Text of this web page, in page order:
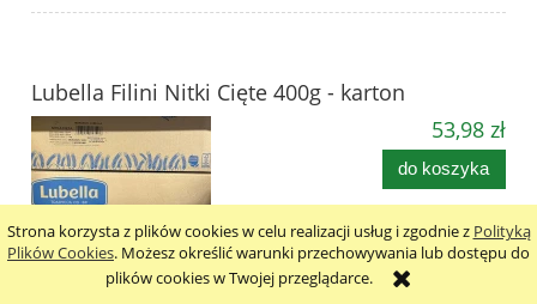
Strona korzysta z plików cookies w celu realizacji usług i zgodnie z Polityką
Plików Cookies. Możesz określić warunki przechowywania lub dostępu do
plików cookies w Twojej przeglądarce.
Lubella Filini Nitki Cięte 400g - karton
53,98 zł
do koszyka